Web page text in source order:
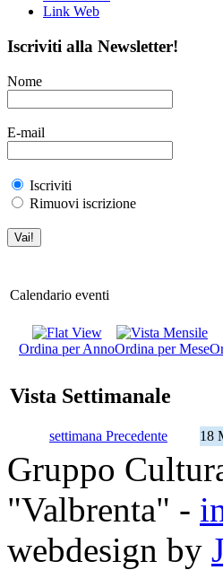
Link Web
Iscriviti alla Newsletter!
Nome
E-mail
Iscriviti
Rimuovi iscrizione
Calendario eventi
Ordina per AnnoOrdina per Mese
Vista Settimanale
settimana Precedente 18
Gruppo
"Valbrenta" -
webdesign by